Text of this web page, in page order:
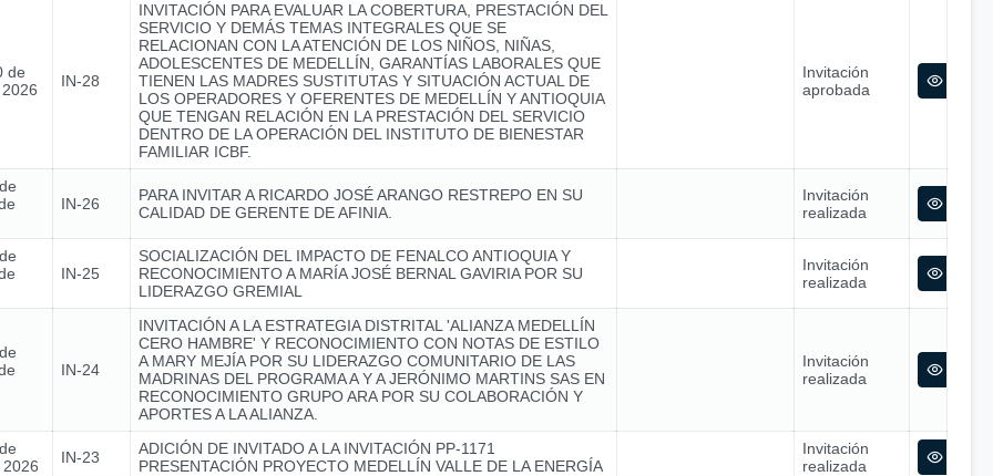
de
IN-28
INVITACIÓN PARA EVALUAR LA COBERTURA, PRESTACIÓN DEL
SERVICIO Y DEMÁS TEMAS INTEGRALES QUE SE
RELACIONAN CON LA ATENCIÓN DE LOS NIÑOS, NIÑAS,
ADOLESCENTES DE MEDELLÍN, GARANTÍAS LABORALES QUE
TIENEN LAS MADRES SUSTITUTAS Y SITUACIÓN ACTUAL DE
LOS OPERADORES Y OFERENTES DE MEDELLÍN Y ANTIOQUIA
QUE TENGAN RELACIÓN EN LA PRESTACIÓN DEL SERVICIO
DENTRO DE LA OPERACIÓN DEL INSTITUTO DE BIENESTAR
FAMILIAR ICBF.
Invitación
aprobada
IN-26
PARA INVITAR A RICARDO JOSÉ ARANGO RESTREPO EN SU
CALIDAD DE GERENTE DE AFINIA.
Invitación
realizada
IN-25
SOCIALIZACIÓN DEL IMPACTO DE FENALCO ANTIOQUIA Y
RECONOCIMIENTO A MARÍA JOSÉ BERNAL GAVIRIA POR SU
LIDERAZGO GREMIAL
Invitación
realizada
IN-24
INVITACIÓN A LA ESTRATEGIA DISTRITAL 'ALIANZA MEDELLÍN
CERO HAMBRE' Y RECONOCIMIENTO CON NOTAS DE ESTILO
A MARY MEJÍA POR SU LIDERAZGO COMUNITARIO DE LAS
MADRINAS DEL PROGRAMA A Y A JERÓNIMO MARTINS SAS EN
RECONOCIMIENTO GRUPO ARA POR SU COLABORACIÓN Y
APORTES A LA ALIANZA.
Invitación
realizada
IN-23
ADICIÓN DE INVITADO A LA INVITACIÓN PP-1171
PRESENTACIÓN PROYECTO MEDELLÍN VALLE DE LA ENERGÍA
Invitación
realizada